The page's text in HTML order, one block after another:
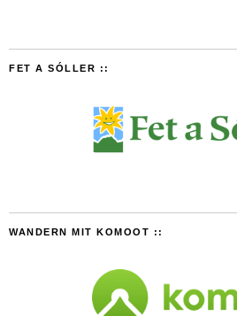
FET A SÓLLER ::
WANDERN MIT KOMOOT ::